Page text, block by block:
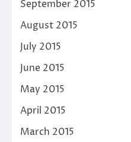
September 2015
August 2015
July 2015
June 2015
May 2015
April 2015
March 2015